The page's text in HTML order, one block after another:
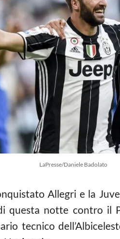
LaPresse/Daniele Badolato
Allegri e la
questa notte contro il
tecnico